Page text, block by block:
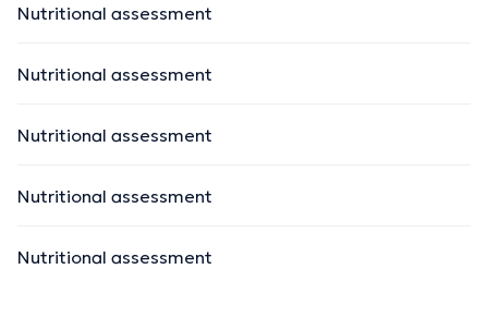
Nutritional assessment
Nutritional assessment
Nutritional assessment
Nutritional assessment
Nutritional assessment